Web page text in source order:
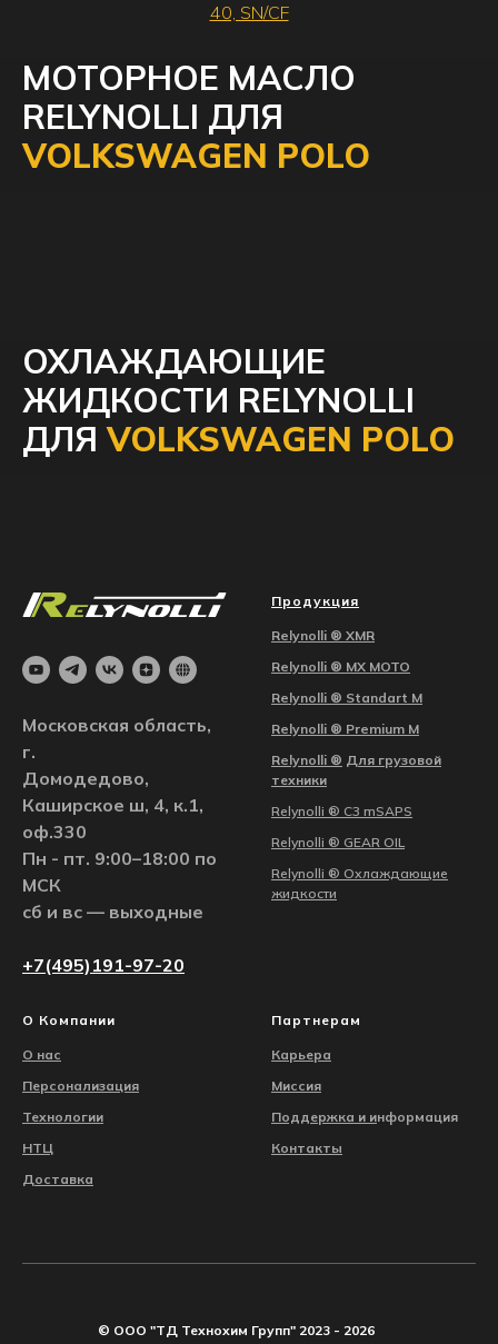
40, SN/CF
МОТОРНОЕ МАСЛО
RELYNOLLI ДЛЯ
VOLKSWAGEN POLO
ОХЛАЖДАЮЩИЕ
ЖИДКОСТИ RELYNOLLI
ДЛЯVOLKSWAGEN POLO
Московская область,
г.
Домодедово,
Каширское ш, 4, к.1,
оф.330
Пн - пт. 9:00–18:00 по
МСК
сб и вс — выходные
+7(495)191-97-20
Продукция
Relynolli ® XMR
Relynolli ® MX MOTO
Relynolli ® Standart M
Relynolli ® Premium M
Relynolli ® Для грузовой
техники
Relynolli ® С3 mSAPS
Relynolli ® GEAR OIL
Relynolli ® Охлаждающие
жидкости
О Компании
О нас
Персонализация
Технологии
НТЦ
Доставка
Партнерам
Карьера
Миссия
Поддержка и информация
Контакты
© ООО "ТД Технохим Групп" 2023 - 2026